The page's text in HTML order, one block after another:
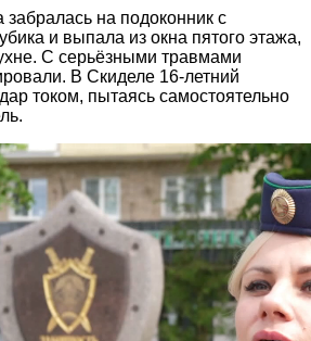
на подоконник с
и выпала из окна пятого этажа,
С серьёзными травмами
В Скиделе 16-летний
током, пытаясь самостоятельно